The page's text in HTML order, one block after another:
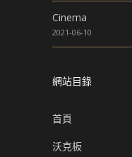
Cinema
2021-06-10
網站目錄
首頁
沃克板